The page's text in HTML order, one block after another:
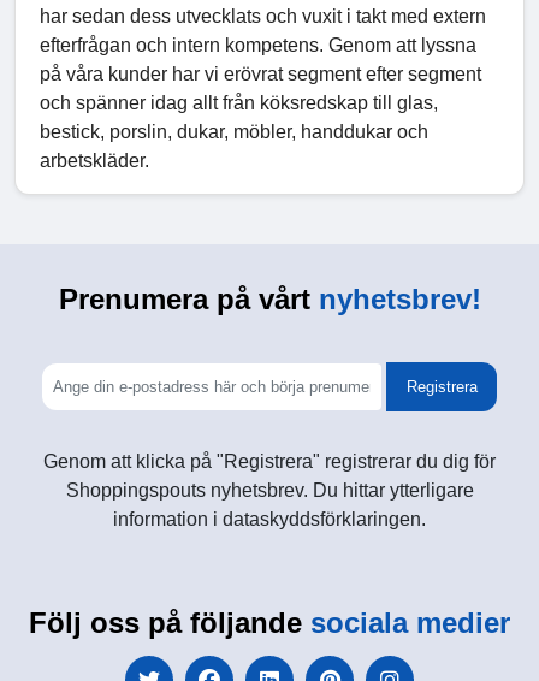
har sedan dess utvecklats och vuxit i takt med extern
efterfrågan och intern kompetens. Genom att lyssna
på våra kunder har vi erövrat segment efter segment
och spänner idag allt från köksredskap till glas,
bestick, porslin, dukar, möbler, handdukar och
arbetskläder.
Prenumera på vårtnyhetsbrev!
Registrera
Genom att klicka på "Registrera" registrerar du dig för
Shoppingspouts nyhetsbrev. Du hittar ytterligare
information i dataskyddsförklaringen.
Följ oss på följande sociala medier